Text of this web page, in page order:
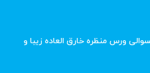
ورس منظره خارق العاده زیبا و